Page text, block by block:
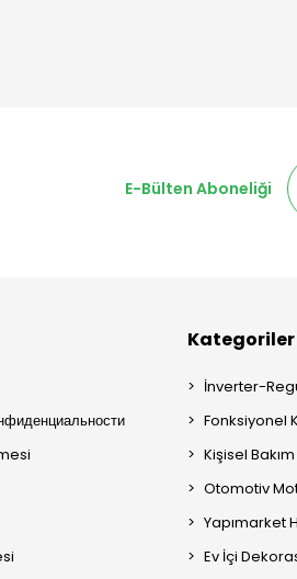
E-Bülten Aboneliği
Kategoriler
İnverter-
Fonksiyonel
Kişisel
Otomotiv
Yapımarket
Ev İçi